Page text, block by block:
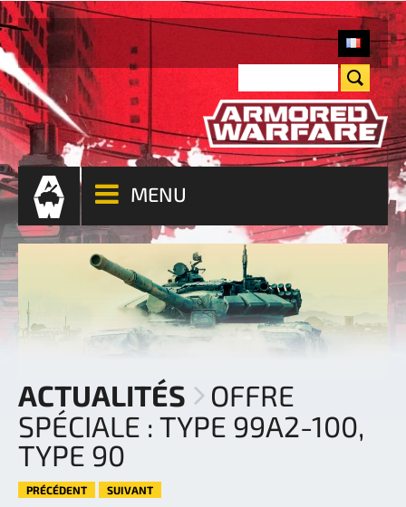
MENU
ACTUALITÉS
OFFRE
SPÉCIALE : TYPE 99A2-100,
TYPE 90
PRÉCÉDENT SUIVANT